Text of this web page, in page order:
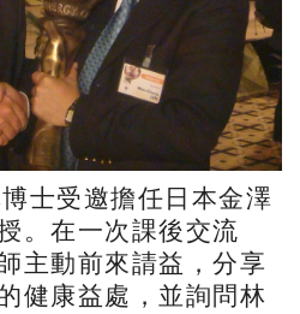
士受邀擔任日本金澤
。在一次課後交流
主動前來請益，分享
健康益處，並詢問林